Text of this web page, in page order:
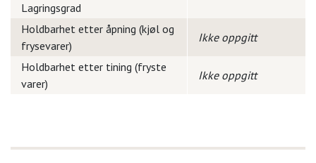
Lagringsgrad
Holdbarhet etter åpning (kjøl og
frysevarer)
Ikke oppgitt
Holdbarhet etter tining (fryste
varer)
Ikke oppgitt